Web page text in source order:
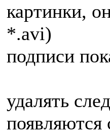
картинки,
*.avi)
подписи
удалять
появляются